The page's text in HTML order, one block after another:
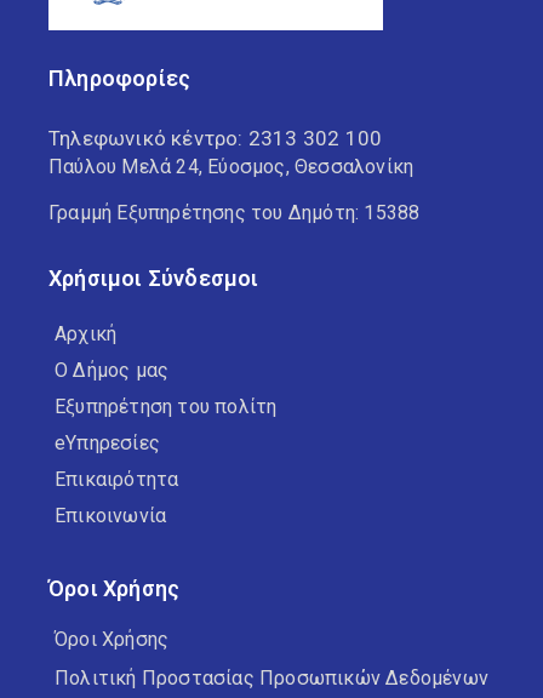
Πληροφορίες
Τηλεφωνικό κέντρο: 2313 302 100
Παύλου Μελά 24, Εύοσμος, Θεσσαλονίκη
Γραμμή Εξυπηρέτησης του Δημότη: 15388
Χρήσιμοι Σύνδεσμοι
Αρχική
Ο Δήμος μας
Εξυπηρέτηση του πολίτη
eΥπηρεσίες
Επικαιρότητα
Επικοινωνία
Όροι Χρήσης
Όροι Χρήσης
Πολιτική Προστασίας Προσωπικών Δεδομένων